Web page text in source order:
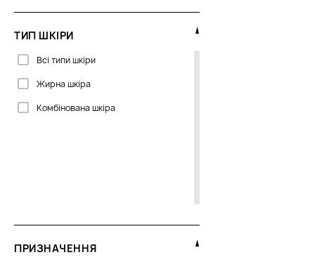
Maria Galland
ТИП ШКІРИ
Всі типи шкіри
Жирна шкіра
Комбінована шкіра
ПРИЗНАЧЕННЯ